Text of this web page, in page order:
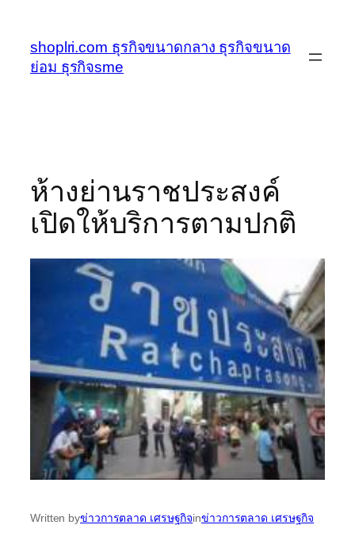
เนื้อหา
shoplri.com ธุรกิจขนาดกลาง ธุรกิจขนาด
ย่อม ธุรกิจsme
ห้างย่านราชประสงค์
เปิดให้บริการตามปกติ
Written byข่าวการตลาด เศรษฐกิจinข่าวการตลาด เศรษฐกิจ